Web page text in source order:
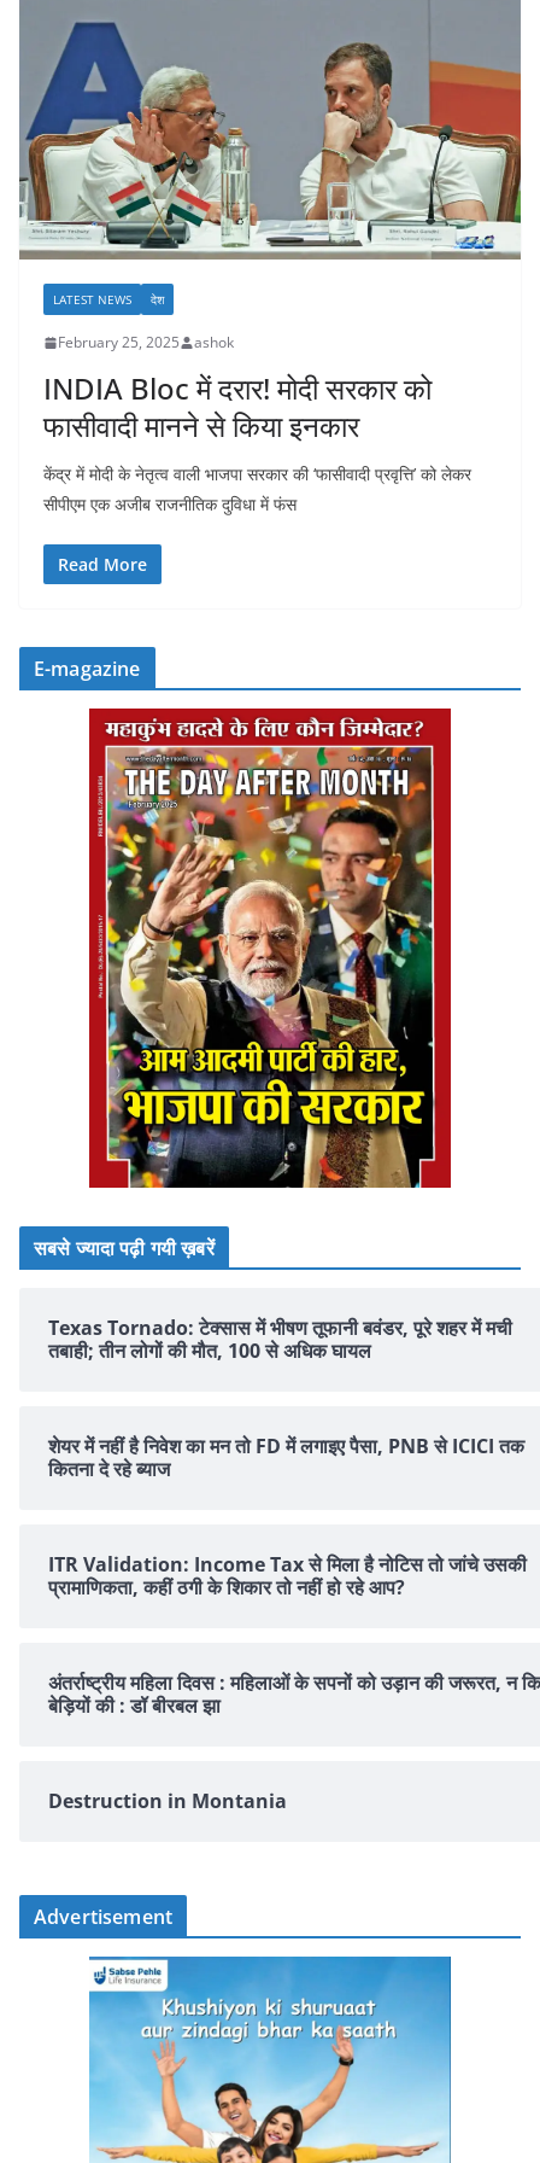
LATEST NEWS देश
February 25, 2025 ashok
INDIA Bloc में दरार! मोदी सरकार को
फासीवादी मानने से किया इनकार
केंद्र में मोदी के नेतृत्व वाली भाजपा सरकार की ‘फासीवादी प्रवृत्ति’ को लेकर
सीपीएम एक अजीब राजनीतिक दुविधा में फंस
Read More
E-magazine
सबसे ज्यादा पढ़ी गयी ख़बरें
Texas Tornado: टेक्सास में भीषण तूफानी बवंडर, पूरे शहर में मची
तबाही; तीन लोगों की मौत, 100 से अधिक घायल
शेयर में नहीं है न‍िवेश का मन तो FD में लगाइए पैसा, PNB से ICICI तक
क‍ितना दे रहे ब्‍याज
ITR Validation: Income Tax से मिला है नोटिस तो जांचे उसकी
प्रामाणिकता, कहीं ठगी के शिकार तो नहीं हो रहे आप?
अंतर्राष्ट्रीय महिला दिवस : महिलाओं के सपनों को उड़ान की जरूरत, न कि
बेड़ियों की : डॉ बीरबल झा
Destruction in Montania
Advertisement